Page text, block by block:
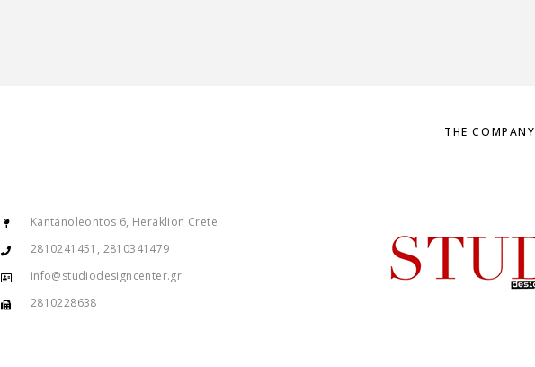
THE COMPANY
Kantanoleontos 6, Heraklion Crete
2810241451, 2810341479
info@studiodesigncenter.gr
2810228638